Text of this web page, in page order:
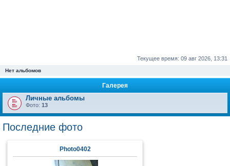
Текущее время: 09 авг 2026, 13:31
Нет альбомов
Галерея
Личные альбомы
Фото: 13
Последние фото
Photo0402